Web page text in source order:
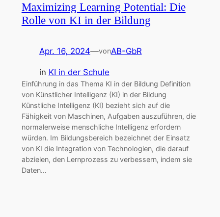
Maximizing Learning Potential: Die
Rolle von KI in der Bildung
Apr. 16, 2024—vonAB-GbR
in KI in der Schule
Einführung in das Thema KI in der Bildung Definition
von Künstlicher Intelligenz (KI) in der Bildung
Künstliche Intelligenz (KI) bezieht sich auf die
Fähigkeit von Maschinen, Aufgaben auszuführen, die
normalerweise menschliche Intelligenz erfordern
würden. Im Bildungsbereich bezeichnet der Einsatz
von KI die Integration von Technologien, die darauf
abzielen, den Lernprozess zu verbessern, indem sie
Daten…